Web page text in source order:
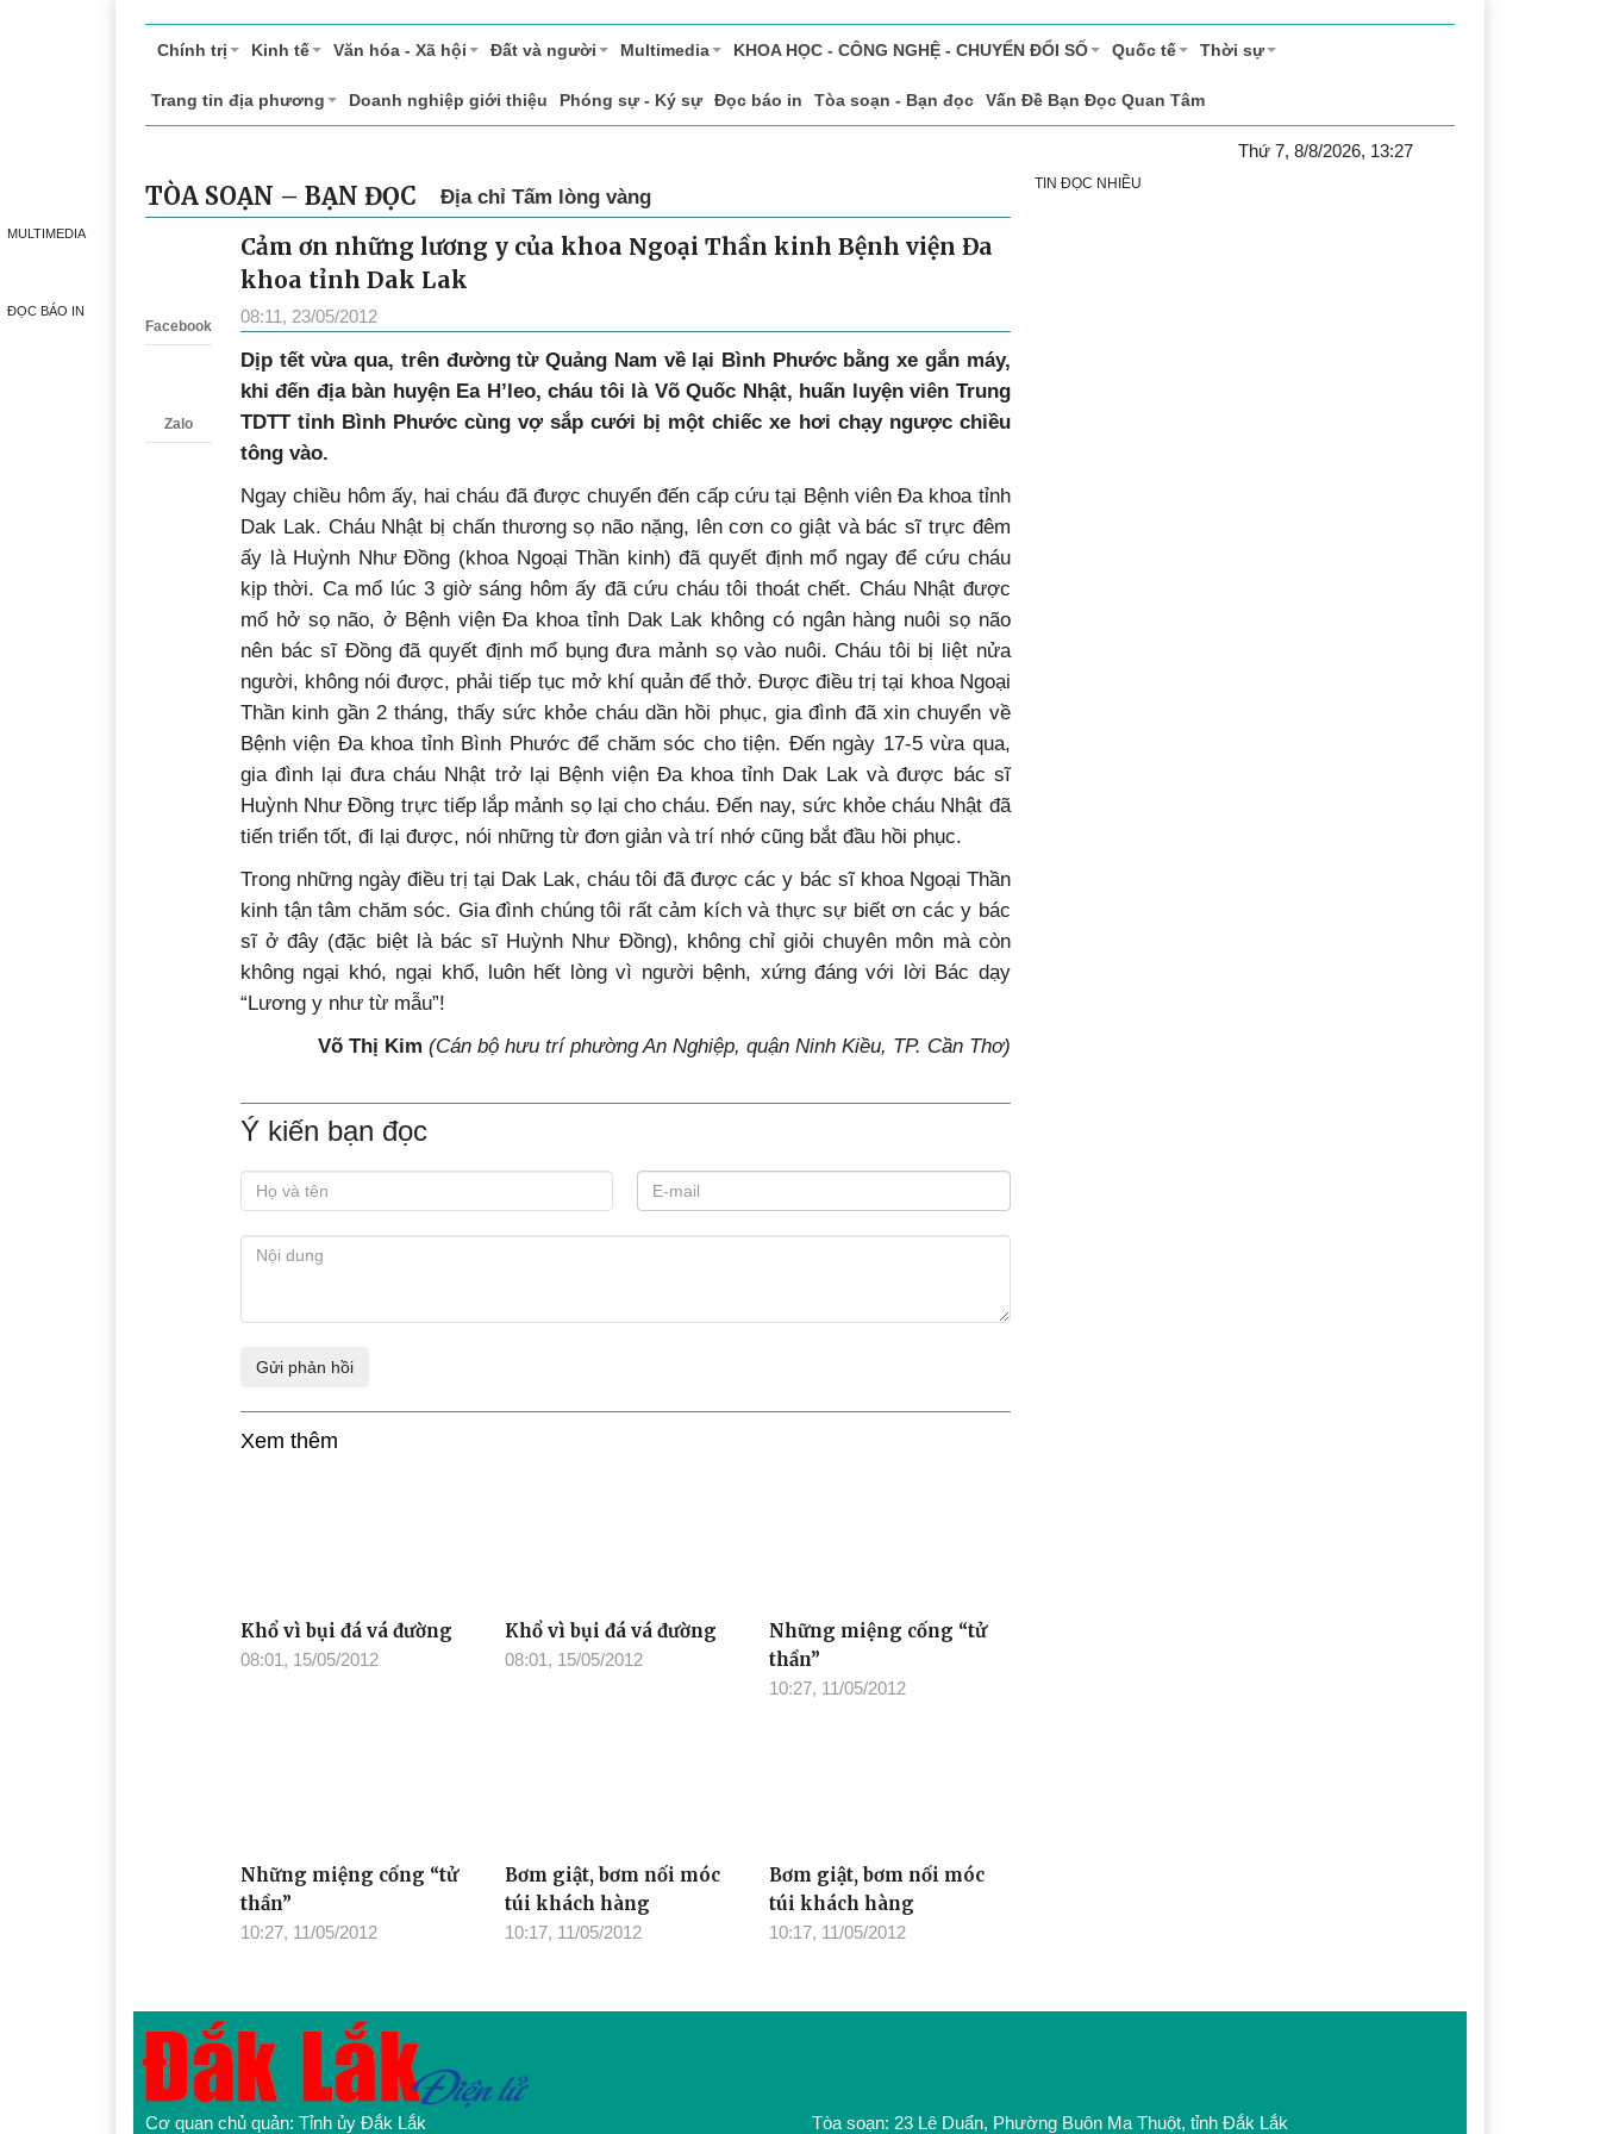
MULTIMEDIA
ĐỌC BÁO IN
Chính trị Kinh tế Văn hóa - Xã hội Đất và người Multimedia KHOA HỌC - CÔNG NGHỆ - CHUYỂN ĐỔI SỐ Quốc tế Thời sự
Trang tin địa phương Doanh nghiệp giới thiệu Phóng sự - Ký sự Đọc báo in Tòa soạn - Bạn đọc Vấn Đề Bạn Đọc Quan Tâm
Thứ 7, 8/8/2026, 13:27
TÒA SOẠN – BẠN ĐỌC Địa chỉ Tấm lòng vàng
Facebook
Zalo
Cảm ơn những lương y của khoa Ngoại Thần kinh Bệnh viện Đa
khoa tỉnh Dak Lak
08:11, 23/05/2012
Dịp tết vừa qua, trên đường từ Quảng Nam về lại Bình Phước bằng xe gắn máy,
khi đến địa bàn huyện Ea H’leo, cháu tôi là Võ Quốc Nhật, huấn luyện viên Trung
TDTT tỉnh Bình Phước cùng vợ sắp cưới bị một chiếc xe hơi chạy ngược chiều
tông vào.
Ngay chiều hôm ấy, hai cháu đã được chuyển đến cấp cứu tại Bệnh viên Đa khoa tỉnh
Dak Lak. Cháu Nhật bị chấn thương sọ não nặng, lên cơn co giật và bác sĩ trực đêm
ấy là Huỳnh Như Đồng (khoa Ngoại Thần kinh) đã quyết định mổ ngay để cứu cháu
kịp thời. Ca mổ lúc 3 giờ sáng hôm ấy đã cứu cháu tôi thoát chết. Cháu Nhật được
mổ hở sọ não, ở Bệnh viện Đa khoa tỉnh Dak Lak không có ngân hàng nuôi sọ não
nên bác sĩ Đồng đã quyết định mổ bụng đưa mảnh sọ vào nuôi. Cháu tôi bị liệt nửa
người, không nói được, phải tiếp tục mở khí quản để thở. Được điều trị tại khoa Ngoại
Thần kinh gần 2 tháng, thấy sức khỏe cháu dần hồi phục, gia đình đã xin chuyển về
Bệnh viện Đa khoa tỉnh Bình Phước để chăm sóc cho tiện. Đến ngày 17-5 vừa qua,
gia đình lại đưa cháu Nhật trở lại Bệnh viện Đa khoa tỉnh Dak Lak và được bác sĩ
Huỳnh Như Đồng trực tiếp lắp mảnh sọ lại cho cháu. Đến nay, sức khỏe cháu Nhật đã
tiến triển tốt, đi lại được, nói những từ đơn giản và trí nhớ cũng bắt đầu hồi phục.
Trong những ngày điều trị tại Dak Lak, cháu tôi đã được các y bác sĩ khoa Ngoại Thần
kinh tận tâm chăm sóc. Gia đình chúng tôi rất cảm kích và thực sự biết ơn các y bác
sĩ ở đây (đặc biệt là bác sĩ Huỳnh Như Đồng), không chỉ giỏi chuyên môn mà còn
không ngại khó, ngại khổ, luôn hết lòng vì người bệnh, xứng đáng với lời Bác dạy
“Lương y như từ mẫu”!
Võ Thị Kim (Cán bộ hưu trí phường An Nghiệp, quận Ninh Kiều, TP. Cần Thơ)
Ý kiến bạn đọc
Xem thêm
Khổ vì bụi đá vá đường
08:01, 15/05/2012
Khổ vì bụi đá vá đường
08:01, 15/05/2012
Những miệng cống “tử
thần”
10:27, 11/05/2012
Những miệng cống “tử
thần”
10:27, 11/05/2012
Bơm giật, bơm nối móc
túi khách hàng
10:17, 11/05/2012
Bơm giật, bơm nối móc
túi khách hàng
10:17, 11/05/2012
TIN ĐỌC NHIỀU
Cơ quan chủ quản: Tỉnh ủy Đắk Lắk Tòa soạn: 23 Lê Duẩn, Phường Buôn Ma Thuột, tỉnh Đắk Lắk